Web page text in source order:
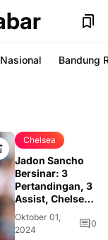
Nasional Bandung
Chelsea
Jadon Sancho
Bersinar: 3
Pertandingan, 3
Assist, Chelsea
Melaju Kencang
Oktober 01,
2024
0